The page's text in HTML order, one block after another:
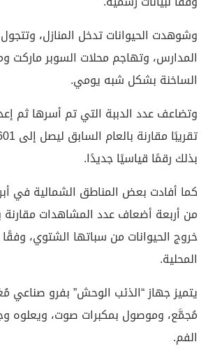
وشوهدت الحيوانات تدخل المنازل،
المدارس، وتهاجم محلات السوبر ماركت
الساخنة بشكل شبه يومي.
وتضاعف عدد الدببة التي تم أسرها ثم
بذلك رقمًا قياسيًا جديدًا.
كما أفادت بعض المناطق الشمالية في
من أربعة أضعاف عدد المشاهدات مقارنة
خروج الحيوانات من سباتها الشتوي، وفقًا
المحلية.
يتميز جهاز “الذئب الوحش” بفرو صناعي
مُجمَّع، وموصول بمكبرات صوت، ويعلوه
الفم.